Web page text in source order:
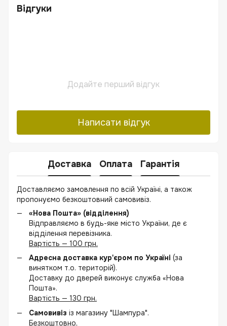
Відгуки
Додайте перший відгук
Написати відгук
Доставка Оплата Гарантія
Доставляємо замовлення по всій Україні, а також
пропонуємо безкоштовний самовивіз.
«Нова Пошта» (відділення)
Відправляємо в будь-яке місто України, де є
відділення перевізника.
Вартість — 100 грн.
Адресна доставка кур'єром по Україні (за
винятком т.о. територій).
Доставку до дверей виконує служба «Нова
Пошта».
Вартість — 130 грн.
Самовивіз із магазину "Шампура".
Безкоштовно.